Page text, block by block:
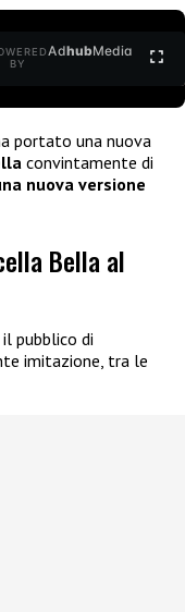
BY
AdhubMedia
portato una nuova
convintamente di
nuova versione
Bella al
pubblico di
imitazione, tra le